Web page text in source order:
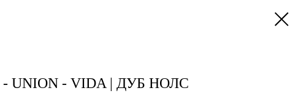
- VIDA | ДУБ НОЛС